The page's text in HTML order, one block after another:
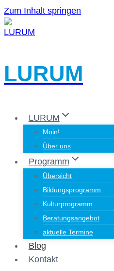
Zum Inhalt springen
LURUM
LURUM
Moin!
Über uns
Programm
Übersicht
Bildungsprogramm
Kulturprogramm
Beratungsangebot
aktuelle Termine
Blog
Kontakt